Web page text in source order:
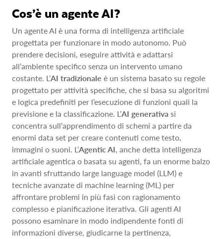
Cos’è un agente AI?
Un agente AI è una forma di intelligenza artificiale
progettata per funzionare in modo autonomo. Può
prendere decisioni, eseguire attività e adattarsi
all’ambiente specifico senza un intervento umano
costante. L’AI tradizionale è un sistema basato su regole
progettato per attività specifiche, che si basa su algoritmi
e logica predefiniti per l’esecuzione di funzioni quali la
previsione e la classificazione. L’AI generativa si
concentra sull’apprendimento di schemi a partire da
enormi data set per creare contenuti come testo,
immagini o suoni. L’Agentic AI, anche detta intelligenza
artificiale agentica o basata su agenti, fa un enorme balzo
in avanti sfruttando large language model (LLM) e
tecniche avanzate di machine learning (ML) per
affrontare problemi in più fasi con ragionamento
complesso e pianificazione iterativa. Gli agenti AI
possono esaminare in modo indipendente fonti di
informazioni diverse, giudicarne la pertinenza,